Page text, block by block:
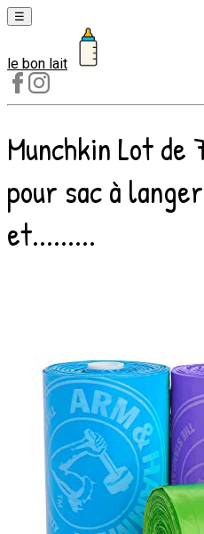
☰
Laits
1er
âge
Laits
2e
âge
de
le bon lait
Munchkin Lot
pour sac à
et.........